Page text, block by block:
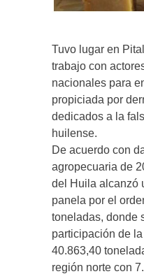
Tuvo lugar en
trabajo con
nacionales para
propiciada por
dedicados a la
huilense.
De acuerdo con
agropecuaria de
del Huila alcanzó
panela por el
toneladas, donde
participación de
40.863,40
región norte con